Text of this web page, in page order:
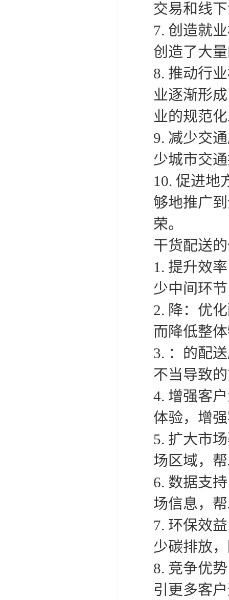
交易和线
7. 创造就
创造了大
8. 推动行
业逐渐形
业的规范
9. 减少交
少城市交
10. 促进地
够地推广
荣。
干货配送
1. 提升效
少中间环
2. 降：优
而降低整
3. ：的配
不当导致
4. 增强客
体验，增
5. 扩大市
场区域，
6. 数据支
场信息，
7. 环保效
少碳排放
8. 竞争优
引更多客